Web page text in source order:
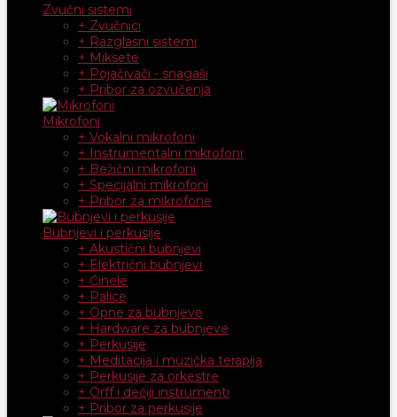
Zvučni sistemi
+ Zvučnici
+ Razglasni sistemi
+ Miksete
+ Pojačivači - snagaši
+ Pribor za ozvučenja
Mikrofoni
+ Vokalni mikrofoni
+ Instrumentalni mikrofoni
+ Bežični mikrofoni
+ Specijalni mikrofoni
+ Pribor za mikrofone
Bubnjevi i perkusije
+ Akustični bubnjevi
+ Električni bubnjevi
+ Činele
+ Palice
+ Opne za bubnjeve
+ Hardware za bubnjeve
+ Perkusije
+ Meditacija i muzička terapija
+ Perkusije za orkestre
+ Orff i dečiji instrumenti
+ Pribor za perkusije